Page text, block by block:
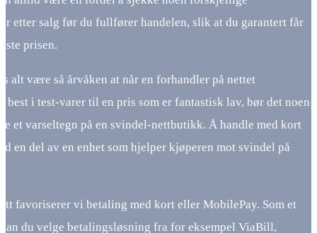
etter salg før du fullfører handelen, slik at du garantert får
prisen.
alt være så årvåken at når en forhandler på nettet
best i test-varer til en pris som er fantastisk lav, bør det noen
et varseltegn på en svindel-nettbutikk. Å handle med kort
en del av en enhet som hjelper kjøperen mot svindel på
favoriserer vi betaling med kort eller MobilePay. Som et
du velge betalingsløsning fra for eksempel ViaBill,